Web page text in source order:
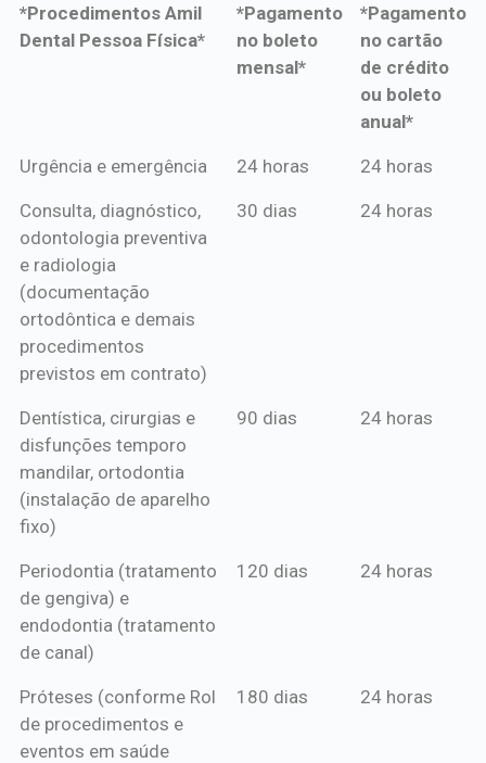
*Procedimentos Amil
Dental Pessoa Física*
*Pagamento
no boleto
mensal*
*Pagamento
no cartão
de crédito
ou boleto
anual*
*Procedimentos Amil
*Pagamento
mensal*
*Pagamento
de crédito
Urgência e emergência 24 horas 24 horas
Consulta, diagnóstico,
odontologia preventiva
e radiologia
(documentação
ortodôntica e demais
procedimentos
previstos em contrato)
30 dias 24 horas
Dentística, cirurgias e
disfunções temporo
mandilar, ortodontia
(instalação de aparelho
fixo)
90 dias 24 horas
Periodontia (tratamento
de gengiva) e
endodontia (tratamento
de canal)
120 dias 24 horas
Próteses (conforme Rol
de procedimentos e
eventos em saúde
180 dias 24 horas